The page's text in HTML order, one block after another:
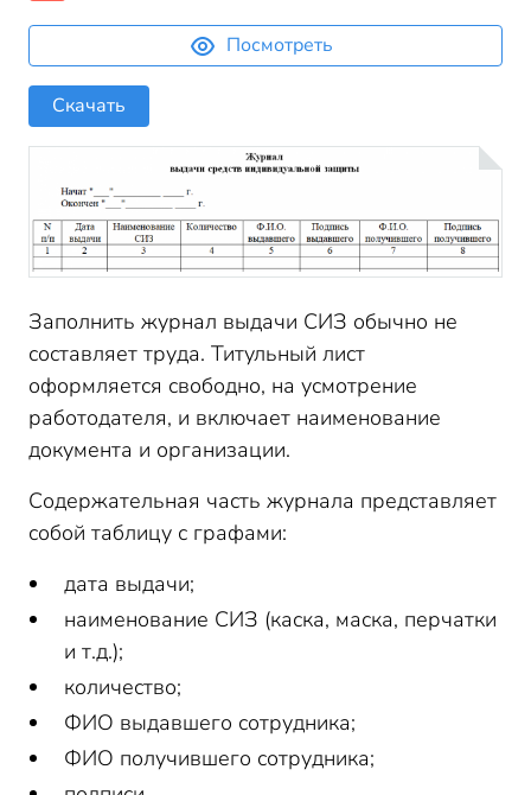
Посмотреть
Скачать
Заполнить журнал выдачи СИЗ обычно не
составляет труда. Титульный лист
оформляется свободно, на усмотрение
работодателя, и включает наименование
документа и организации.
Содержательная часть журнала представляет
собой таблицу с графами:
дата выдачи;
наименование СИЗ (каска, маска, перчатки
и т.д.);
количество;
ФИО выдавшего сотрудника;
ФИО получившего сотрудника;